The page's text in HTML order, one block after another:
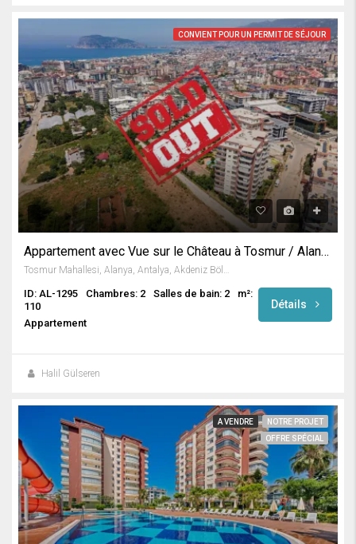
CONVIENT POUR UN PERMIT DE SÉJOUR
Appartement avec Vue sur le Château à Tosmur / Alanya
Tosmur Mahallesi, Alanya, Antalya, Akdeniz Bölgesi, Türkiye
ID: AL-1295 Chambres: 2 Salles de bain: 2
m²:
110
Appartement
Détails
Halil Gülseren
A VENDRE
NOTRE PROJET
OFFRE SPÉCIAL